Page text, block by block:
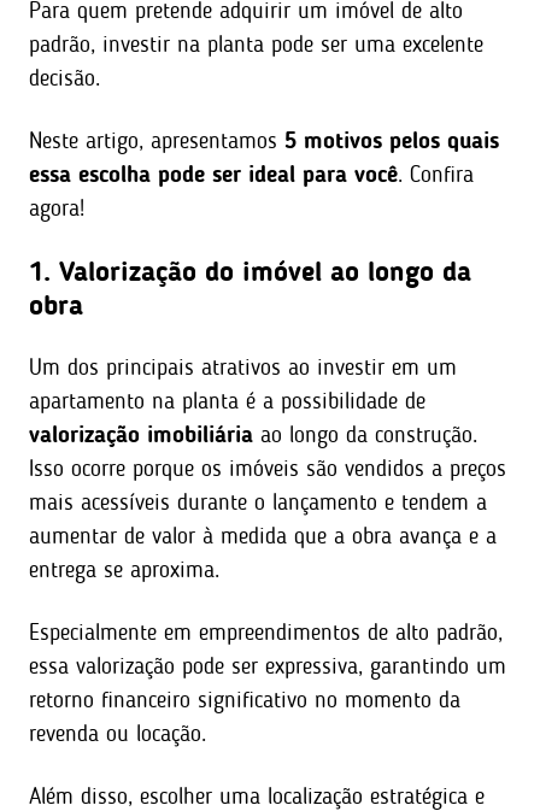
Para quem pretende adquirir um imóvel de alto
padrão, investir na planta pode ser uma excelente
decisão.
Neste artigo, apresentamos 5 motivos pelos quais
essa escolha pode ser ideal para você. Confira
agora!
1. Valorização do imóvel ao longo da
obra
Um dos principais atrativos ao investir em um
apartamento na planta é a possibilidade de
valorização imobiliária ao longo da construção.
Isso ocorre porque os imóveis são vendidos a preços
mais acessíveis durante o lançamento e tendem a
aumentar de valor à medida que a obra avança e a
entrega se aproxima.
Especialmente em empreendimentos de alto padrão,
essa valorização pode ser expressiva, garantindo um
retorno financeiro significativo no momento da
revenda ou locação.
Além disso, escolher uma localização estratégica e